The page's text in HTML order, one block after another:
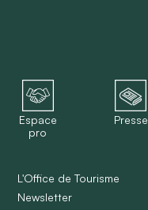
Espace
pro
Presse
L'Office de Tourisme
Newsletter